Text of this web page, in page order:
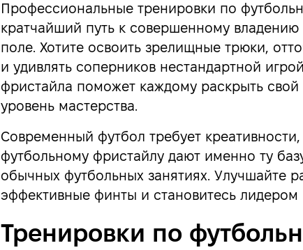
Профессиональные тренировки по
кратчайший путь к совершенному
поле. Хотите освоить зрелищные трюки,
и удивлять соперников нестандартной
фристайла поможет каждому раскрыть
уровень мастерства.
Современный футбол требует
футбольному фристайлу дают именно ту
обычных футбольных занятиях. Улучшайте
эффективные финты и становитесь
Тренировки по